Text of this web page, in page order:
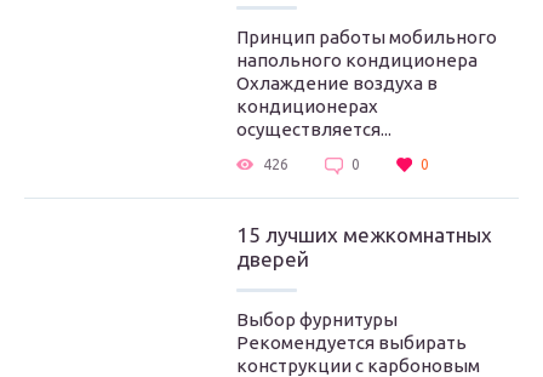
Принцип работы мобильного
напольного кондиционера
Охлаждение воздуха в
кондиционерах
осуществляется...
426 0 0
15 лучших межкомнатных
дверей
Выбор фурнитуры
Рекомендуется выбирать
конструкции с карбоновым